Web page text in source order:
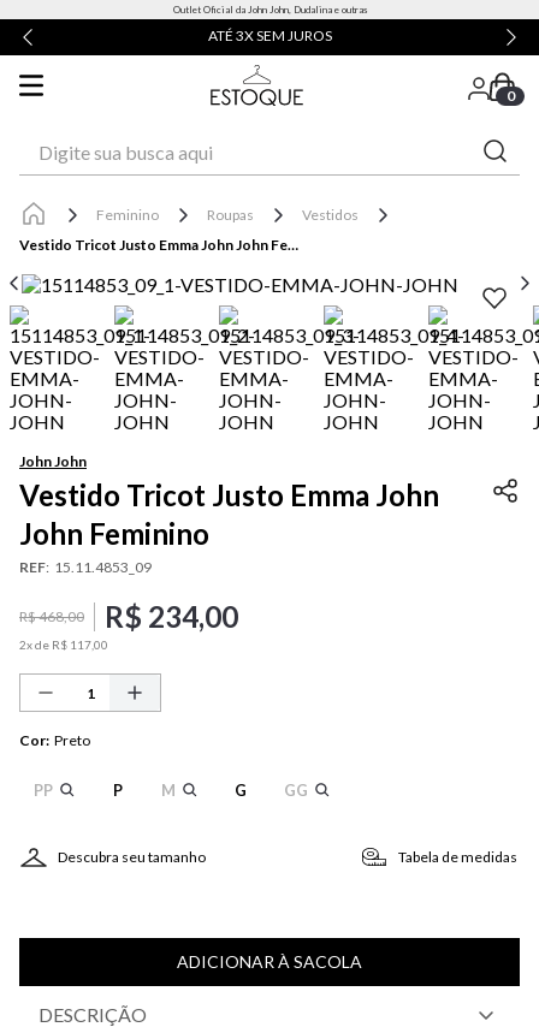
Outlet Oficial da John John, Dudalina e outras
ATÉ 3X SEM JUROS
0
Feminino Roupas
Vestidos
Vestido Tricot Justo Emma John John Feminino
John John
Vestido Tricot Justo Emma John
John Feminino
REF: 15.11.4853_09
R$468,00 R$ 234,00
2x de R$ 11700
Cor: Preto
PP P M G GG
Descubra seu tamanho Tabela de medidas
ADICIONAR À SACOLA
DESCRIÇÃO